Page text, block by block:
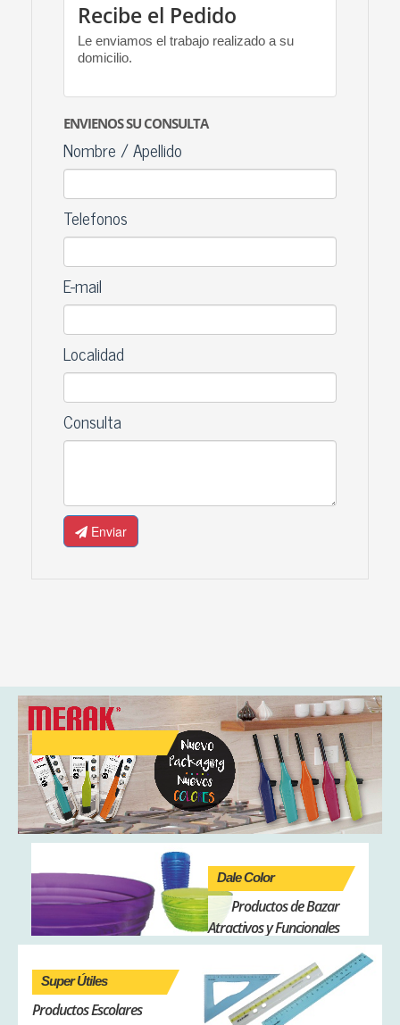
Recibe el Pedido
Le enviamos el trabajo realizado a su
domicilio.
ENVIENOS SU CONSULTA
Nombre / Apellido
Telefonos
E-mail
Localidad
Consulta
Enviar
Dale Color
Productos de Bazar
Atractivos y Funcionales
Super Útiles
Productos Escolares